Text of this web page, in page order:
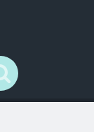
Search